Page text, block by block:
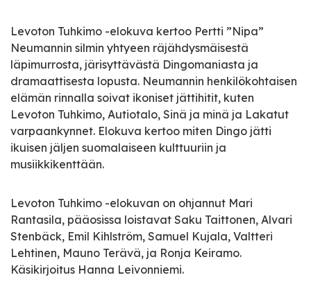
Levoton Tuhkimo -elokuva kertoo Pertti ”Nipa”
Neumannin silmin yhtyeen räjähdysmäisestä
läpimurrosta, järisyttävästä Dingomaniasta ja
dramaattisesta lopusta. Neumannin henkilökohtaisen
elämän rinnalla soivat ikoniset jättihitit, kuten
Levoton Tuhkimo, Autiotalo, Sinä ja minä ja Lakatut
varpaankynnet. Elokuva kertoo miten Dingo jätti
ikuisen jäljen suomalaiseen kulttuuriin ja
musiikkikenttään.
Levoton Tuhkimo -elokuvan on ohjannut Mari
Rantasila, pääosissa loistavat Saku Taittonen, Alvari
Stenbäck, Emil Kihlström, Samuel Kujala, Valtteri
Lehtinen, Mauno Terävä, ja Ronja Keiramo.
Käsikirjoitus Hanna Leivonniemi.